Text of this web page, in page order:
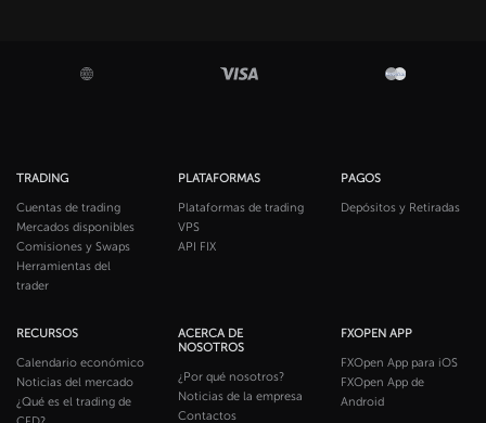
TRADING
Cuentas de trading
Mercados disponibles
Comisiones y Swaps
Herramientas del
trader
PLATAFORMAS
Plataformas de trading
VPS
API FIX
PAGOS
Depósitos y Retiradas
RECURSOS
Calendario económico
Noticias del mercado
¿Qué es el trading de
ACERCA DE
NOSOTROS
¿Por qué nosotros?
Noticias de la empresa
Contactos
FXOPEN APP
FXOpen App para iOS
FXOpen App de
Android